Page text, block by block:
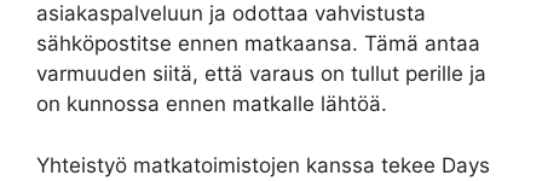
asiakaspalveluun ja odottaa vahvistusta
sähköpostitse ennen matkaansa. Tämä antaa
varmuuden siitä, että varaus on tullut perille ja
on kunnossa ennen matkalle lähtöä.
Yhteistyö matkatoimistojen kanssa tekee Days